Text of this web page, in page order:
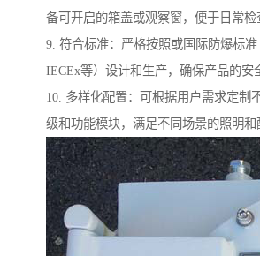
备可开启的箱盖或观察窗，便于日常检
9. 符合标准：严格按照或国际防爆标准
IECEx等）设计和生产，确保产品的安
10. 多样化配置：可根据用户需求定制
级和功能模块，满足不同场景的照明和